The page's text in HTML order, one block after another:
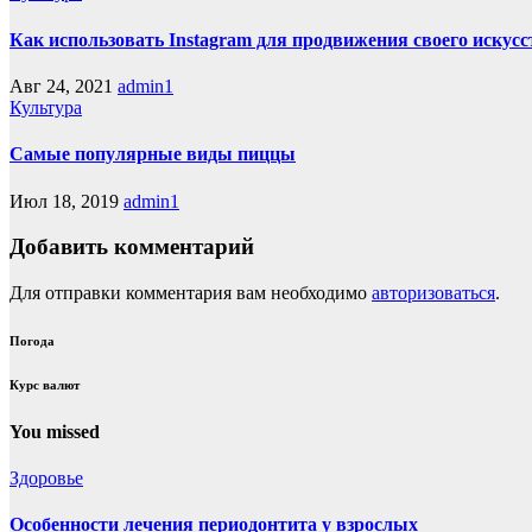
Как использовать Instagram для продвижения своего
Авг 24, 2021 admin1
Культура
Самые популярные виды пиццы
Июл 18, 2019 admin1
Добавить комментарий
Для отправки комментария вам необходимо авторизоваться.
Погода
Курс валют
You missed
Здоровье
Особенности лечения периодонтита у взрослых